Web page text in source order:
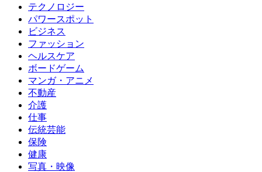
テクノロジー
パワースポット
ビジネス
ファッション
ヘルスケア
ボードゲーム
マンガ・アニメ
不動産
介護
仕事
伝統芸能
保険
健康
写真・映像